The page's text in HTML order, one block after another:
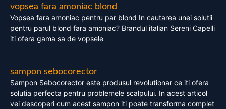
vopsea fara amoniac blond
Vopsea fara amoniac pentru par blond In cautarea unei solutii
pentru parul blond fara amoniac? Brandul italian Sereni Capelli
iti ofera gama sa de vopsele
sampon sebocorector
Sampon Sebocorector este produsul revolutionar ce iti ofera
solutia perfecta pentru problemele scalpului. In acest articol
vei descoperi cum acest sampon iti poate transforma complet